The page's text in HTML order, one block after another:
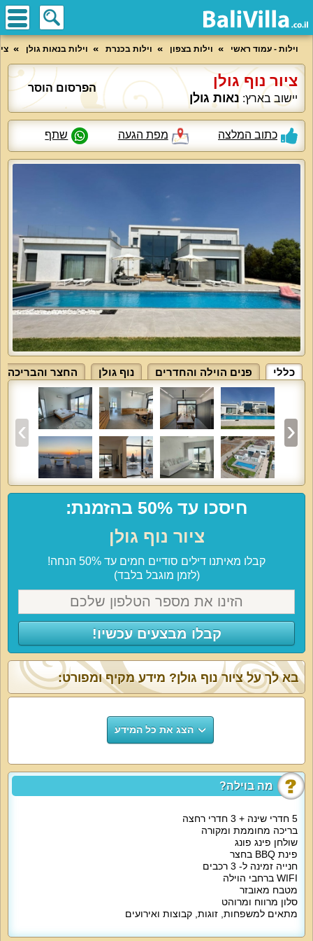
וילות - עמוד ראשי וילות בצפון וילות בכנרת וילות בנאות גולן
ציור נוף גולן
יישוב בארץ: נאות גולן
הפרסום הוסר
כתוב המלצה מפת הגעה שתף
כללי פנים הוילה והחדרים נוף גולן החצר והבריכה
חיסכו עד 50% בהזמנת:
ציור נוף גולן
קבלו מאיתנו דילים סודיים חמים עד 50% הנחה!
(לזמן מוגבל בלבד)
קבלו מבצעים עכשיו!
מה בוילה?
5 חדרי שינה + 3 חדרי רחצה
בריכה מחוממת ומקורה
שולחן פינג פונג
פינת BBQ בחצר
חנייה זמינה ל- 3 רכבים
WIFI ברחבי הוילה
מטבח מאובזר
סלון מרווח ומרוהט
מתאים למשפחות, זוגות, קבוצות ואירועים
בא לך על ציור נוף גולן? מידע מקיף ומפורט:
הצג את כל המידע